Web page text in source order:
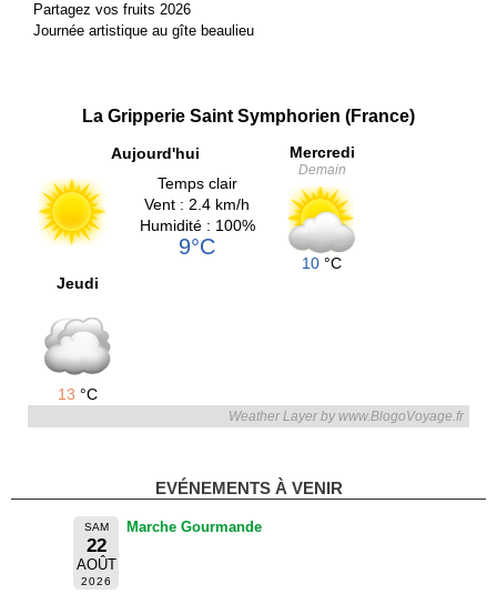
Partagez vos fruits 2026
Journée artistique au gîte beaulieu
La Gripperie Saint Symphorien (France)
Aujourd'hui
Temps clair
Vent : 2.4 km/h
Humidité : 100%
9°C
Mercredi
Demain
10 °C
Jeudi
13 °C
Weather Layer by www.BlogoVoyage.fr
EVÉNEMENTS À VENIR
SAM
22
AOÛT
2026
Marche Gourmande